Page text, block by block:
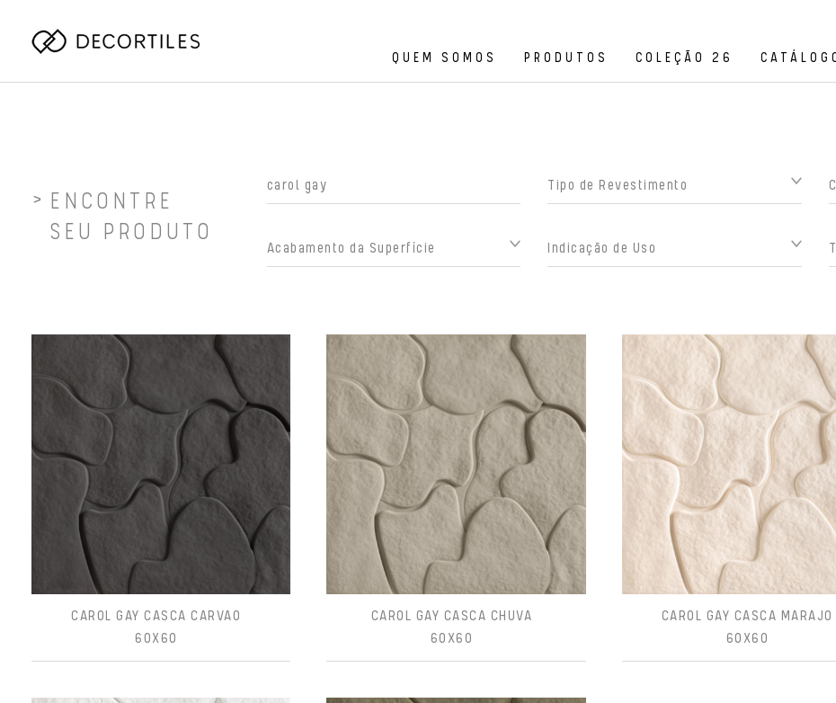
QUEM SOMOS PRODUTOS COLEÇÃO 26
ENCONTRE
SEU PRODUTO
Tipo de Revestimento
Acabamento da Superfície Indicação de Uso
CAROL GAY CASCA CARVAO
60X60
CAROL GAY CASCA CHUVA
60X60
CAROL GAY CASCA MARAJO
60X60